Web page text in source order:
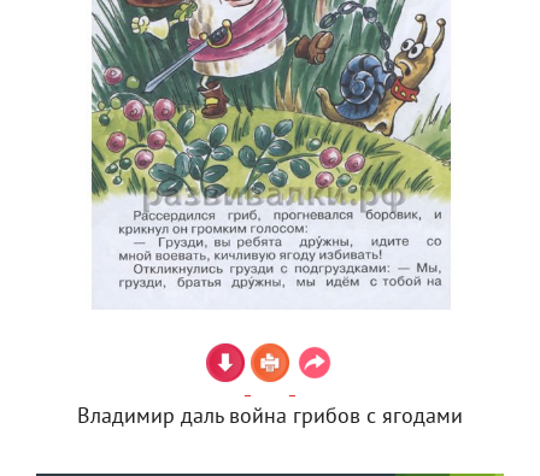
Владимир даль война грибов с ягодами